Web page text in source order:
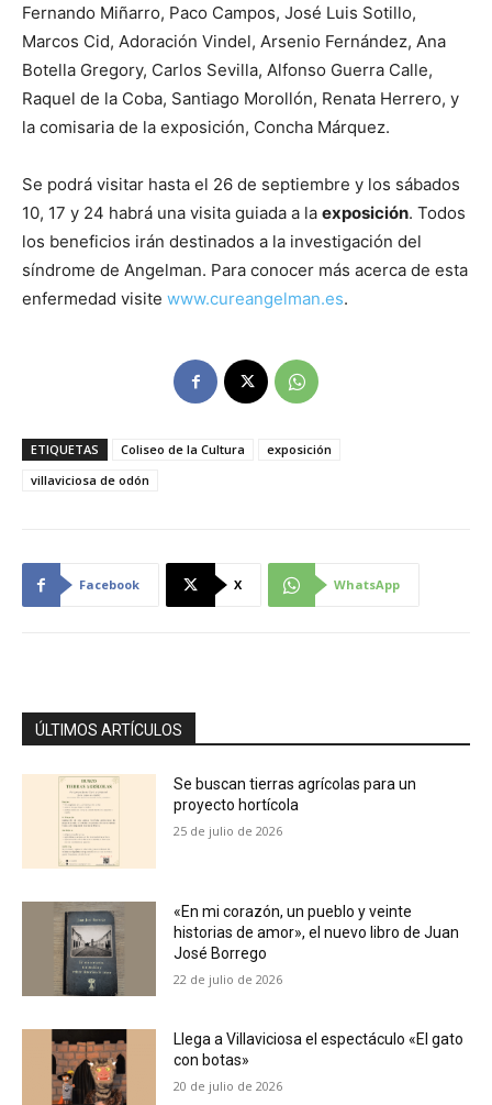
Fernando Miñarro, Paco Campos, José Luis Sotillo,
Marcos Cid, Adoración Vindel, Arsenio Fernández, Ana
Botella Gregory, Carlos Sevilla, Alfonso Guerra Calle,
Raquel de la Coba, Santiago Morollón, Renata Herrero, y
la comisaria de la exposición, Concha Márquez.
Se podrá visitar hasta el 26 de septiembre y los sábados
10, 17 y 24 habrá una visita guiada a la exposición. Todos
los beneficios irán destinados a la investigación del
síndrome de Angelman. Para conocer más acerca de esta
enfermedad visite www.cureangelman.es.
ETIQUETAS Coliseo de la Cultura
exposición
villaviciosa de odón
Facebook X WhatsApp
ÚLTIMOS ARTÍCULOS
Se buscan tierras agrícolas para un
proyecto hortícola
25 de julio de 2026
«En mi corazón, un pueblo y veinte
historias de amor», el nuevo libro de Juan
José Borrego
22 de julio de 2026
Llega a Villaviciosa el espectáculo «El gato
con botas»
20 de julio de 2026